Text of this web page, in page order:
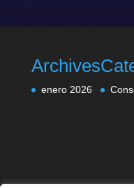
Archives
enero 2026